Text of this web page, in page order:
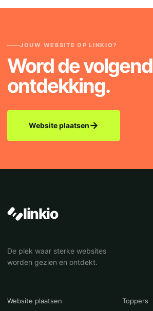
JOUW WEBSITE OP LINKIO?
Word de
ontdekking.
Website plaatsen→
linkio
De plek waar sterke websites
worden gezien en ontdekt.
Website plaatsen Toppers